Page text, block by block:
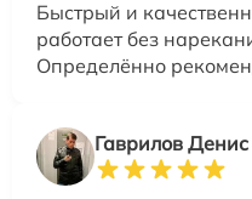
Быстрый и
работает без
Определённо
Гаврилов Денис